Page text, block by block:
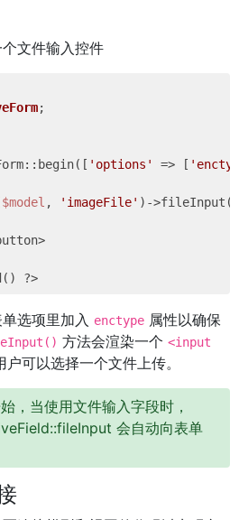
文件输入控件
'options' => [
$model , 'imageFile' )-
?>
选项里加入 enctype 属性以确保
方法会渲染一个 <input
户可以选择一个文件上传。
，当使用文件输入字段时，
会自动向表单